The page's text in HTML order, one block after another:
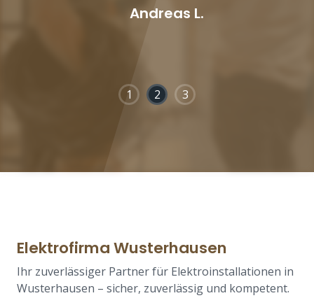
Andreas L.
1 2 3
Elektrofirma Wusterhausen
Ihr zuverlässiger Partner für Elektroinstallationen in
Wusterhausen – sicher, zuverlässig und kompetent.